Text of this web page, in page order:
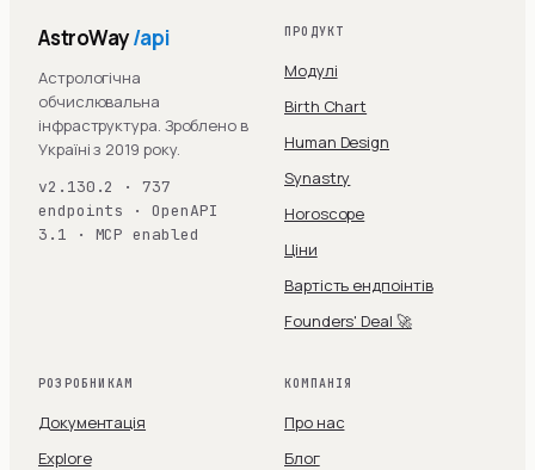
AstroWay/api
Астрологічна
обчислювальна
інфраструктура. Зроблено в
Україні з 2019 року.
v2.130.2 · 737
endpoints · OpenAPI
3.1 · MCP enabled
ПРОДУКТ
Модулі
Birth Chart
Human Design
Synastry
Horoscope
Ціни
Вартість ендпоінтів
Founders' Deal 🚀
РОЗРОБНИКАМ
Документація
Explore
КОМПАНІЯ
Про нас
Блог